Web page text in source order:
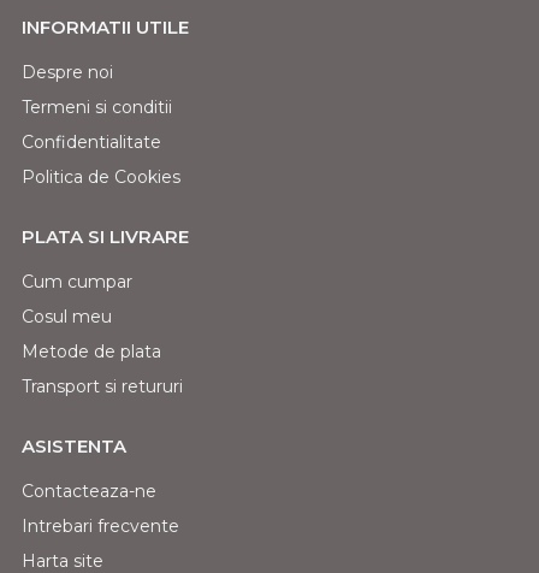
INFORMATII UTILE
Despre noi
Termeni si conditii
Confidentialitate
Politica de Cookies
PLATA SI LIVRARE
Cum cumpar
Cosul meu
Metode de plata
Transport si retururi
ASISTENTA
Contacteaza-ne
Intrebari frecvente
Harta site